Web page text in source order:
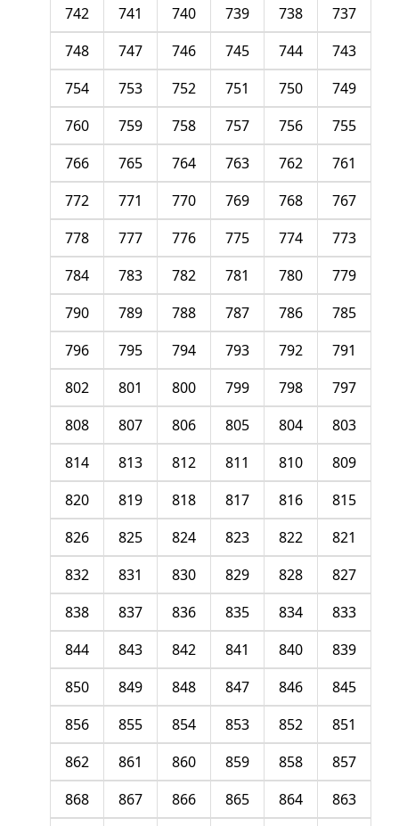
737
738
739
740
741
742
743
744
745
746
747
748
749
750
751
752
753
754
755
756
757
758
759
760
761
762
763
764
765
766
767
768
769
770
771
772
773
774
775
776
777
778
779
780
781
782
783
784
785
786
787
788
789
790
791
792
793
794
795
796
797
798
799
800
801
802
803
804
805
806
807
808
809
810
811
812
813
814
815
816
817
818
819
820
821
822
823
824
825
826
827
828
829
830
831
832
833
834
835
836
837
838
839
840
841
842
843
844
845
846
847
848
849
850
851
852
853
854
855
856
857
858
859
860
861
862
863
864
865
866
867
868